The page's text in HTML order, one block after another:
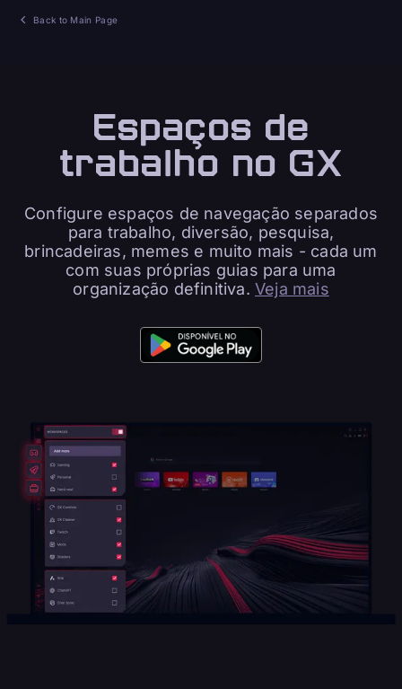
Back to Main Page
Espaços de
trabalho no GX
Configure espaços de navegação separados
para trabalho, diversão, pesquisa,
brincadeiras, memes e muito mais - cada um
com suas próprias guias para uma
organização definitiva. Veja mais